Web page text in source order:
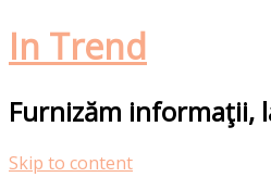
In Trend
Furnizăm informaţii,
Skip to content